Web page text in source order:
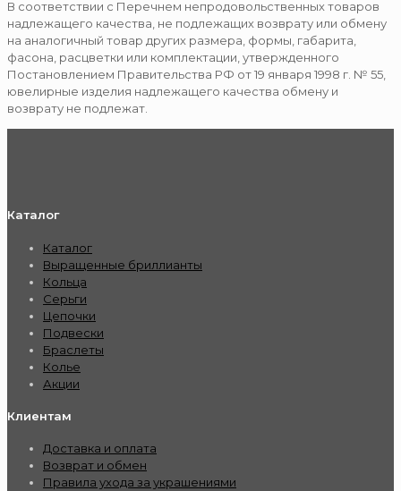
В соответствии с Перечнем непродовольственных товаров
надлежащего качества, не подлежащих возврату или обмену
на аналогичный товар других размера, формы, габарита,
фасона, расцветки или комплектации, утвержденного
Постановлением Правительства РФ от 19 января 1998 г. № 55,
ювелирные изделия надлежащего качества обмену и
возврату не подлежат.
Каталог
Каталог
Выращенные бриллианты
Кольца
Серьги
Цепочки
Подвески
Браслеты
Колье
Акции
Клиентам
Доставка и оплата
Возврат и обмен
Правила ухода за украшениями